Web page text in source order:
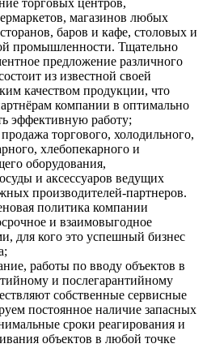
магазинов любых
баров и кафе, столовых и
промышленности. Тщательно
предложение различного
из известной своей
качеством продукции, что
компании в оптимально
эффективную работу;
торгового, холодильного,
хлебопекарного и
оборудования,
и аксессуаров ведущих
производителей-партнеров.
политика компании
и взаимовыгодное
для кого это успешный бизнес
работы по вводу объектов в
и послегарантийному
собственные сервисные
постоянное наличие запасных
сроки реагирования и
объектов в любой точке